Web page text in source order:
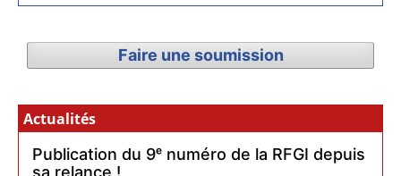
Faire une soumission
Actualités
Publication du 9ᵉ numéro de la RFGI depuis
sa relance !